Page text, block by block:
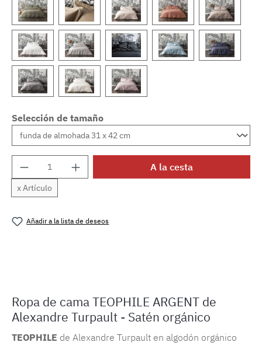
Selección de tamaño
Cantidad del producto: introduce la
x Artículo
A la cesta
Añadir a la lista de deseos
Ropa de cama TEOPHILE ARGENT de
Alexandre Turpault - Satén orgánico
TEOPHILE de Alexandre Turpault en algodón orgánico